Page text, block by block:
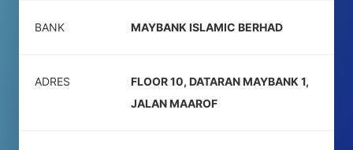
BANK MAYBANK ISLAMIC BERHAD
ADRES
FLOOR 10, DATARAN MAYBANK 1,
JALAN MAAROF